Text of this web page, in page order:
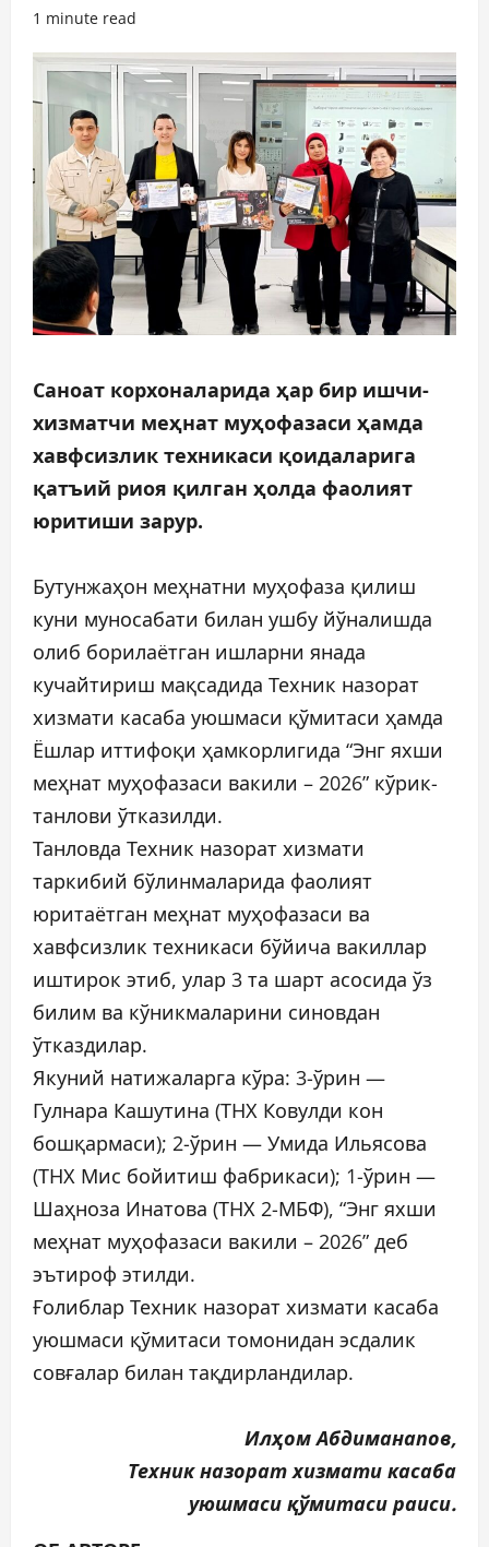
1 minute read
Саноат корхоналарида ҳар бир ишчи-
хизматчи меҳнат муҳофазаси ҳамда
хавфсизлик техникаси қоидаларига
қатъий риоя қилган ҳолда фаолият
юритиши зарур.
Бутунжаҳон меҳнатни муҳофаза қилиш
куни муносабати билан ушбу йўналишда
олиб борилаётган ишларни янада
кучайтириш мақсадида Техник назорат
хизмати касаба уюшмаси қўмитаси ҳамда
Ёшлар иттифоқи ҳамкорлигида “Энг яхши
меҳнат муҳофазаси вакили – 2026” кўрик-
танлови ўтказилди.
Танловда Техник назорат хизмати
таркибий бўлинмаларида фаолият
юритаётган меҳнат муҳофазаси ва
хавфсизлик техникаси бўйича вакиллар
иштирок этиб, улар 3 та шарт асосида ўз
билим ва кўникмаларини синовдан
ўтказдилар.
Якуний натижаларга кўра: 3-ўрин —
Гулнара Кашутина (ТНХ Ковулди кон
бошқармаси); 2-ўрин — Умида Ильясова
(ТНХ Мис бойитиш фабрикаси); 1-ўрин —
Шаҳноза Инатова (ТНХ 2-МБФ), “Энг яхши
меҳнат муҳофазаси вакили – 2026” деб
эътироф этилди.
Ғолиблар Техник назорат хизмати касаба
уюшмаси қўмитаси томонидан эсдалик
совғалар билан тақдирландилар.
Илҳом Абдиманапов,
Техник назорат хизмати касаба
уюшмаси қўмитаси раиси.